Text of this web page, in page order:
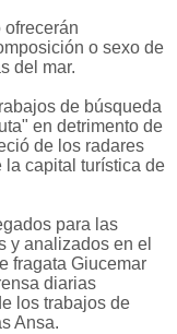
ofrecerán
o sexo de
del mar.
de búsqueda
en detrimento de
de los radares
la capital turística de
para las
y analizados en el
fragata Giucemar
diarias
los trabajos de
Ansa.